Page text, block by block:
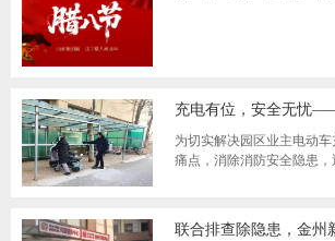
为切实解决园区业主电动
痛点，消除消防安全隐患